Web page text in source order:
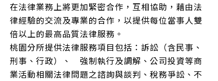
在法律業務上將更加緊密合作，互相協助，藉由法
律經驗的交流及專業的合作，以提供每位當事人雙
倍以上的最高品質法律服務。
桃園分所提供法律服務項目包括：訴訟（含民事、
刑事、行政）、 強制執行及調解、公司投資等商
業活動相關法律問題之諮詢與談判、稅務爭訟、不